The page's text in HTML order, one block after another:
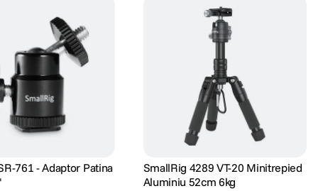
761 - Adaptor Patina
SmallRig 4289 VT-20 Minitrepied
Aluminiu 52cm 6kg